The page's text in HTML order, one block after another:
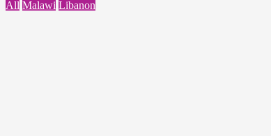
All Malawi Libanon